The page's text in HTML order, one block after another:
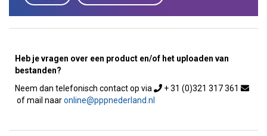
Heb je vragen over een product en/of het uploaden van
bestanden?
+ 31 (0)321 317 361
online@pppnederland.nl